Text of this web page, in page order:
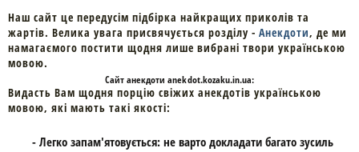
Наш сайт це передусім підбірка найкращих приколів та
жартів. Велика увага присвячується розділу - Анекдоти, де ми
намагаємого постити щодня лише вибрані твори українською
мовою.
Cайтанекдоти anekdot.kozaku.in.ua:
Видасть Вам щодня порцію свіжих анекдотів українською
мовою, які мають такі якості:
- Легко запам'ятовується: не варто докладати багато зусиль